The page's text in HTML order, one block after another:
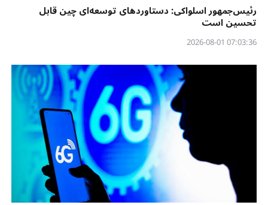
رئیس‌جمهور اسلواکی: دستاوردهای توسعه‌ای چین قابل
تحسین است
07:03:36 2026-08-01